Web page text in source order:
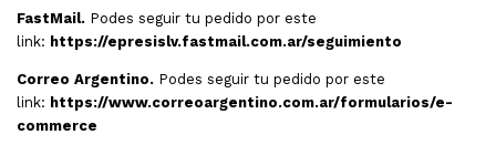
FastMail. Podes seguir tu pedido por este
link: https://epresislv.fastmail.com.ar/seguimiento
Correo Argentino. Podes seguir tu pedido por este
link: https://www.correoargentino.com.ar/formularios/e-
commerce